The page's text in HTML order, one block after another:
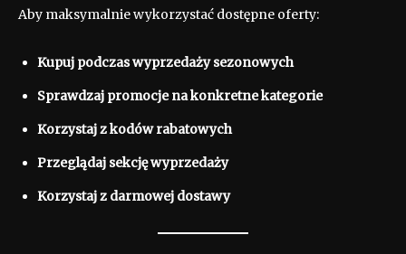
Aby maksymalnie wykorzystać dostępne oferty:
Kupuj podczas wyprzedaży sezonowych
Sprawdzaj promocje na konkretne kategorie
Korzystaj z kodów rabatowych
Przeglądaj sekcję wyprzedaży
Korzystaj z darmowej dostawy